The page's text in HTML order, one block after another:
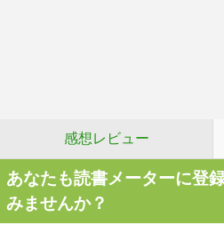
感想レビュー
あなたも読書メーターに登
みませんか？